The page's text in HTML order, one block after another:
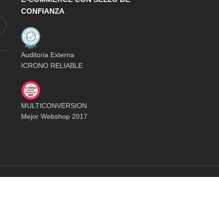
CONFIANZA
Auditoria Externa
ICRONO RELIABLE
MULTICONVERSION
Mejor Webshop 2017